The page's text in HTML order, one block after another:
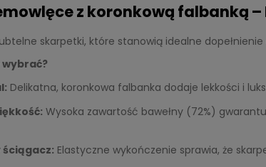
z koronkową falbanką –
skarpetki, które stanowią idealne
Delikatna, koronkowa falbanka dodaje lekkości i
Wysoka zawartość bawełny (72%)
ściągacz: Elastyczne wykończenie sprawia, że